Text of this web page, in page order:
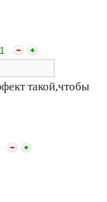
1
такой,чтобы